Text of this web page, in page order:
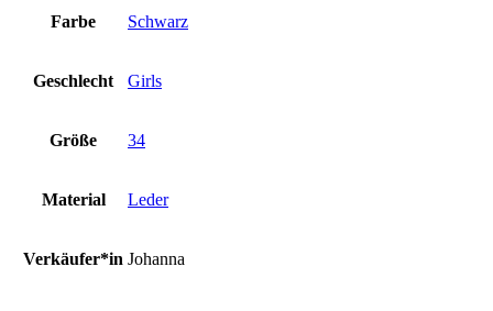
Farbe Schwarz
Geschlecht Girls
Größe 34
Material Leder
Verkäufer*in Johanna